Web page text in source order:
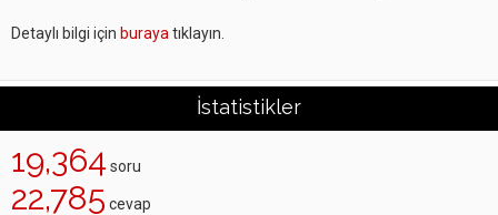
Detaylı bilgi için buraya tıklayın.
İstatistikler
19,364 soru
22,785 cevap